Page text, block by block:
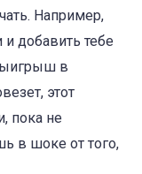
Например,
добавить тебе
в
этот
пока не
в шоке от того,